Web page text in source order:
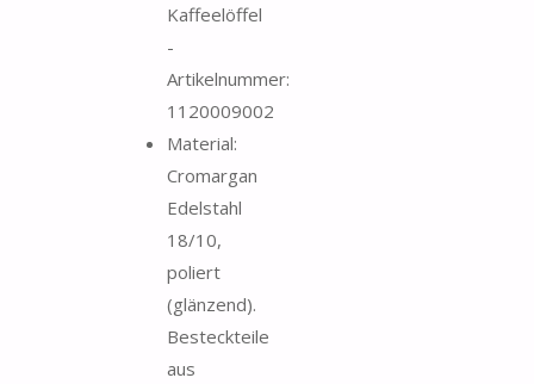
Kaffeelöffel
-
Artikelnummer:
1120009002
Material:
Cromargan
Edelstahl
18/10,
poliert
(glänzend).
Besteckteile
aus